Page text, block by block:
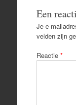
Een
Je e-
velden zijn
Reactie *